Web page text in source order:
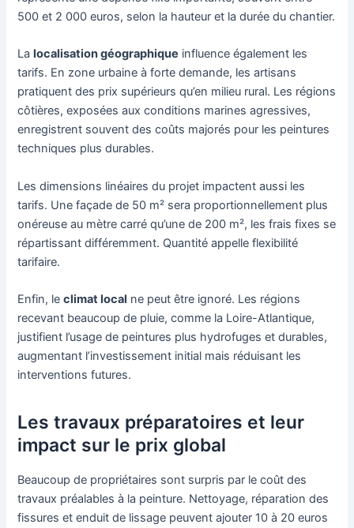
500 et 2 000 euros, selon la hauteur et la durée du chantier.
Lalocalisation géographique influence également les
tarifs. En zone urbaine à forte demande, les artisans
pratiquent des prix supérieurs qu’en milieu rural. Les régions
côtières, exposées aux conditions marines agressives,
enregistrent souvent des coûts majorés pour les peintures
techniques plus durables.
Les dimensions linéaires du projet impactent aussi les
tarifs. Une façade de 50 m² sera proportionnellement plus
onéreuse au mètre carré qu’une de 200 m², les frais fixes se
répartissant différemment. Quantité appelle flexibilité
tarifaire.
Enfin, leclimat local ne peut être ignoré. Les régions
recevant beaucoup de pluie, comme la Loire-Atlantique,
justifient l’usage de peintures plus hydrofuges et durables,
augmentant l’investissement initial mais réduisant les
interventions futures.
Les travaux préparatoires et leur
impact sur le prix global
Beaucoup de propriétaires sont surpris par le coût des
travaux préalables à la peinture. Nettoyage, réparation des
fissures et enduit de lissage peuvent ajouter 10 à 20 euros